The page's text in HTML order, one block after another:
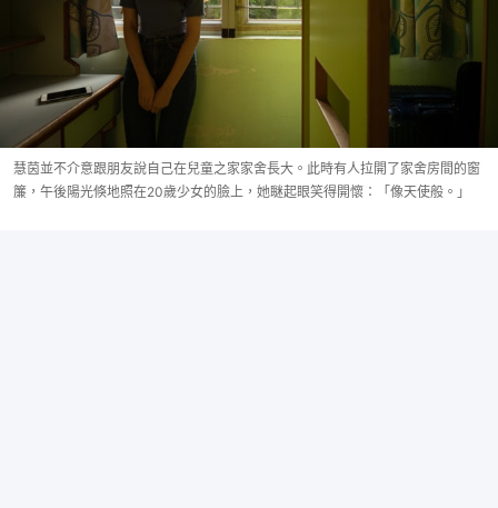
慧茵並不介意跟朋友說自己在兒童之家家舍長大。此時有人拉開了家舍房間的窗
簾，午後陽光倏地照在20歲少女的臉上，她瞇起眼笑得開懷：「像天使般。」